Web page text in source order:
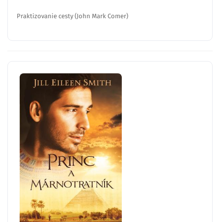
Praktizovanie cesty (John Mark Comer)